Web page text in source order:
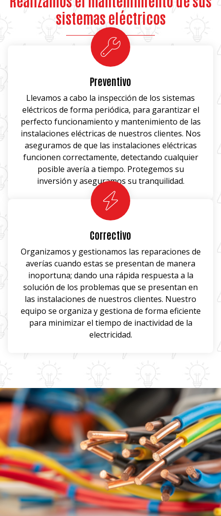
sistemas eléctricos
Preventivo
Llevamos a cabo la inspección de los sistemas
eléctricos de forma periódica, para garantizar el
perfecto funcionamiento y mantenimiento de las
instalaciones eléctricas de nuestros clientes. Nos
aseguramos de que las instalaciones eléctricas
funcionen correctamente, detectando cualquier
posible avería a tiempo. Protegemos su
inversión y aseguramos su tranquilidad.
Correctivo
Organizamos y gestionamos las reparaciones de
averías cuando estas se presentan de manera
inoportuna; dando una rápida respuesta a la
solución de los problemas que se presentan en
las instalaciones de nuestros clientes. Nuestro
equipo se organiza y gestiona de forma eficiente
para minimizar el tiempo de inactividad de la
electricidad.